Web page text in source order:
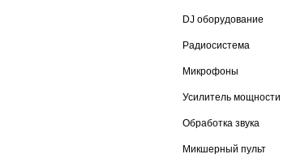
DJ оборудование
Радиосистема
Микрофоны
Усилитель мощности
Обработка звука
Микшерный пульт